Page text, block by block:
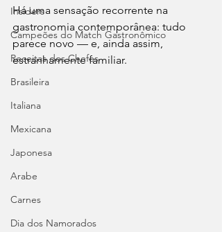
⁠Insiders
Campeões do Match Gastronômico
Receitas dos Chefes
Brasileira
Italiana
Mexicana
Japonesa
Arabe
Carnes
Dia dos Namorados
Há uma sensação recorrente na
gastronomia contemporânea: tudo
parece novo — e, ainda assim,
estranhamente familiar.